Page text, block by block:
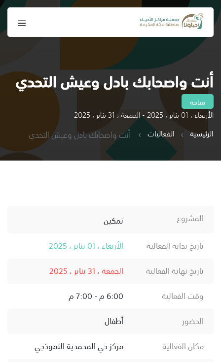
أنت واصحابك بادل وعيش التحدي
متاحة
الأربعاء ، 01 يناير ، 2025 - الجمعة ، 31 يناير ، 2025
الرئيسية
الفعاليات أنت واصحابك بادل وعيش التحدي
المشروع
تمكين
تاريخ بداية الفعالية
الأربعاء ، 01 يناير ، 2025
تاريخ نهاية الفعالية
الجمعة ، 31 يناير ، 2025
وقت الفعالية
6:00 م - 7:00 م
الحضور
أطفال
مكان الفعالية
مركز حي المحمدية النموذجي